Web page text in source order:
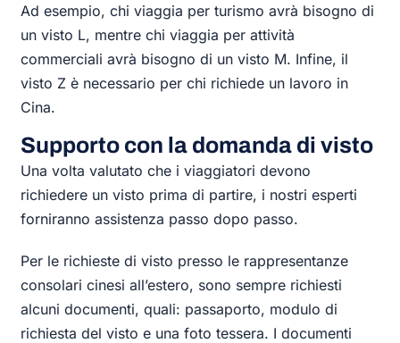
Ad esempio, chi viaggia per turismo avrà bisogno di
un visto L, mentre chi viaggia per attività
commerciali avrà bisogno di un visto M. Infine, il
visto Z è necessario per chi richiede un lavoro in
Cina.
Supporto con la domanda di visto
Una volta valutato che i viaggiatori devono
richiedere un visto prima di partire, i nostri esperti
forniranno assistenza passo dopo passo.
Per le richieste di visto presso le rappresentanze
consolari cinesi all’estero, sono sempre richiesti
alcuni documenti, quali: passaporto, modulo di
richiesta del visto e una foto tessera. I documenti